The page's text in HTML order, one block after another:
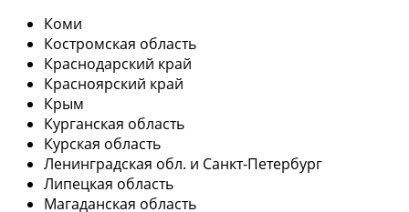
Коми
Костромская область
Краснодарский край
Красноярский край
Крым
Курганская область
Курская область
Ленинградская обл. и Санкт-Петербург
Липецкая область
Магаданская область